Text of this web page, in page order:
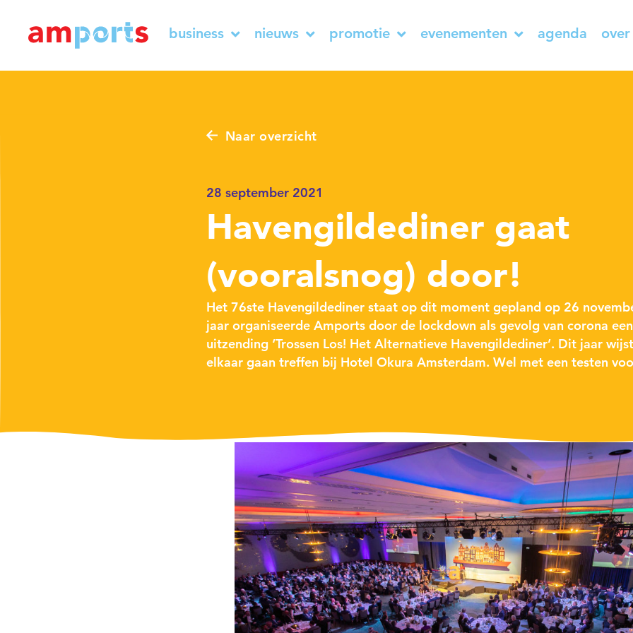
business nieuws promotie evenementen agenda
Naar overzicht
28 september 2021
Havengildediner gaat
(vooralsnog) door!
Het 76ste Havengildediner staat op dit moment gepland op 26
jaar organiseerde Amports door de lockdown als gevolg van corona
uitzending ‘Trossen Los! Het Alternatieve Havengildediner’. Dit jaar
elkaar gaan treffen bij Hotel Okura Amsterdam. Wel met een testen